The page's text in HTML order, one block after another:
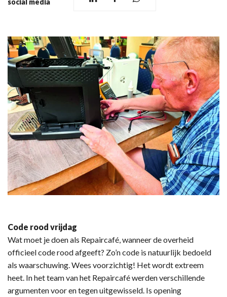
social media
Code rood vrijdag
Wat moet je doen als Repaircafé, wanneer de overheid
officieel code rood afgeeft? Zo’n code is natuurlijk bedoeld
als waarschuwing. Wees voorzichtig! Het wordt extreem
heet. In het team van het Repaircafé werden verschillende
argumenten voor en tegen uitgewisseld. Is opening